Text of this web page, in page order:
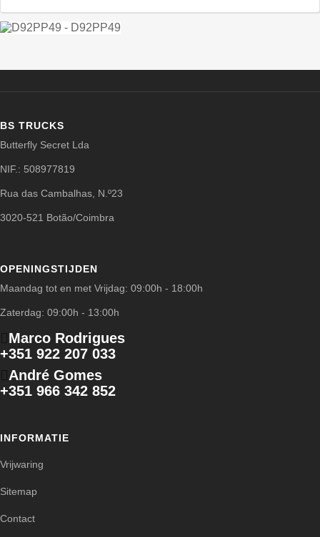
BS TRUCKS
Butterfly Secret Lda
NIF.: 508977819
Rua das Cambalhas, N.º23
3020-521 Botão/Coimbra
OPENINGSTIJDEN
Maandag tot en met Vrijdag: 09:00h - 18:00h
Zaterdag: 09:00h - 13:00h
Marco Rodrigues
+351 922 207 033
André Gomes
+351 966 342 852
INFORMATIE
Vrijwaring
Sitemap
Contact